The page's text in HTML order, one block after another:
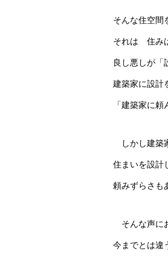
そんな住空間
それは 住み
良し悪しが「
建築家に設計
「建築家に
しかし建築
住まいを設
頼みずらさも
そんな声に
今までとは